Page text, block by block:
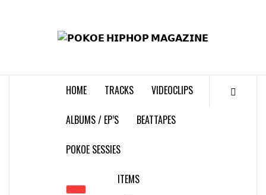
HOME TRACKS VIDEOCLIPS
ALBUMS / EP’S BEATTAPES
POKOE SESSIES
ITEMS